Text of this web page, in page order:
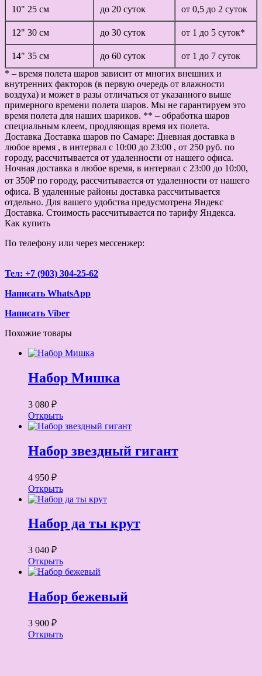
10" 25 см до 20 суток от 0,5 до 2 суток
12" 30 см до 30 суток от 1 до 5 суток*
14" 35 см до 60 суток
от 1 до 7 суток
* – время полета шаров зависит от многих внешних и
внутренних факторов (в первую очередь от влажности
воздуха) и может в разы отличаться от указанного выше
примерного времени полета шаров. Мы не гарантируем это
время полета для наших шариков. ** – обработка шаров
специальным клеем, продляющая время их полета.
Доставка Доставка шаров по Самаре: Дневная доставка в
любое время , в интервал с 10:00 до 23:00 , от 250 руб. по
городу, рассчитывается от удаленности от нашего офиса.
Ночная доставка в любое время, в интервал с 23:00 до 10:00,
от 350₽ по городу, рассчитывается от удаленности от нашего
офиса. В удаленные районы доставка рассчитывается
отдельно. Для вашего удобства предусмотрена Яндекс
Доставка. Стоимость рассчитывается по тарифу Яндекса.
Как купить
По телефону или через мессенжер:
Тел: +7 (903) 304-25-62
Написать WhatsApp
Написать Viber
Похожие товары
Набор Мишка
3 080 ₽
Открыть
Набор звездный гигант
4 950 ₽
Открыть
Набор да ты крут
3 040 ₽
Открыть
Набор бежевый
3 900 ₽
Открыть